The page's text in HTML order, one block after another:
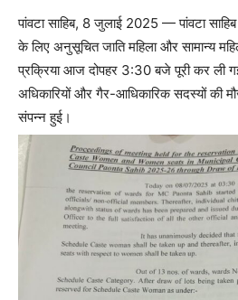
पांवटा साहिब, 8 जुलाई 2025 — पांवटा
के लिए अनुसूचित जाति महिला और सामान्य
प्रक्रिया आज दोपहर 3:30 बजे पूरी कर ली
अधिकारियों और गैर-आधिकारिक सदस्यों की
संपन्न हुई।